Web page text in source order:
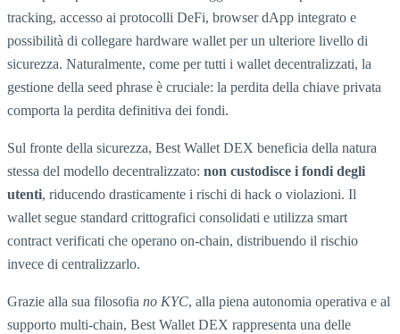
tracking, accesso ai protocolli DeFi, browser dApp integrato e
possibilità di collegare hardware wallet per un ulteriore livello di
sicurezza. Naturalmente, come per tutti i wallet decentralizzati, la
gestione della seed phrase è cruciale: la perdita della chiave privata
comporta la perdita definitiva dei fondi.
Sul fronte della sicurezza, Best Wallet DEX beneficia della natura
stessa del modello decentralizzato: non custodisce i fondi degli
utenti, riducendo drasticamente i rischi di hack o violazioni. Il
wallet segue standard crittografici consolidati e utilizza smart
contract verificati che operano on-chain, distribuendo il rischio
invece di centralizzarlo.
Grazie alla sua filosofia no KYC, alla piena autonomia operativa e al
supporto multi-chain, Best Wallet DEX rappresenta una delle